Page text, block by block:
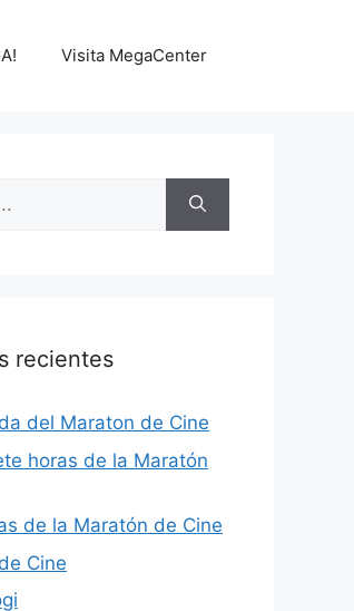
Visita MegaCenter
recientes
del Maraton de Cine
horas de la Maratón
de la Maratón de Cine
Cine